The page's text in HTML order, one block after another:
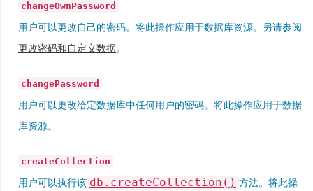
changeOwnPassword
用户可以更改自己的密码。将此操作应用于数据库资源。另请参阅
更改密码和自定义数据。
changePassword
用户可以更改给定数据库中任何用户的密码。将此操作应用于数据
库资源。
createCollection
用户可以执行该 db.createCollection() 方法。将此操